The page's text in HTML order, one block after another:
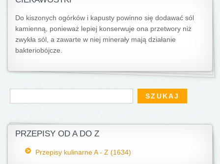
Do kiszonych ogórków i kapusty powinno się dodawać sól
kamienną, ponieważ lepiej konserwuje ona przetwory niż
zwykła sól, a zawarte w niej minerały mają działanie
bakteriobójcze.
Formularz wyszukiwania
Szukaj
PRZEPISY OD A DO Z
Przepisy kulinarne A - Z (1634)